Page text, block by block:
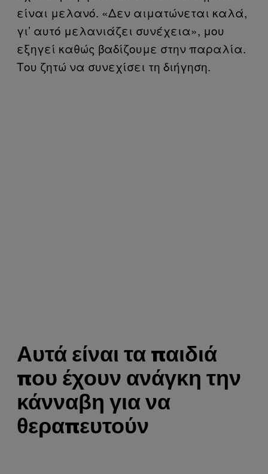
είναι μελανό. «Δεν αιματώνεται καλά,
γι’ αυτό μελανιάζει συνέχεια», μου
εξηγεί καθώς βαδίζουμε στην παραλία.
Του ζητώ να συνεχίσει τη διήγηση.
Αυτά είναι τα παιδιά
που έχουν ανάγκη την
κάνναβη για να
θεραπευτούν